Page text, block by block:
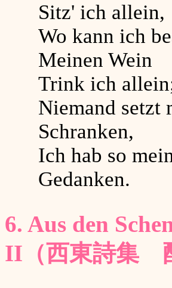
Sitz' ich allein,
Wo kann ich
Meinen Wein
Trink ich
Niemand setzt
Schranken,
Ich hab so
Gedanken.
6. Aus den
II（西東詩集